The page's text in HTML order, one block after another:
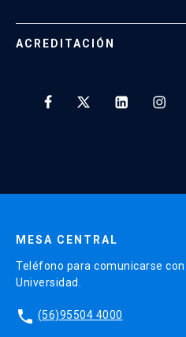
ACREDITACIÓN
MESA CENTRAL
Teléfono para comunicarse
Universidad.
phone (56)95504 4000